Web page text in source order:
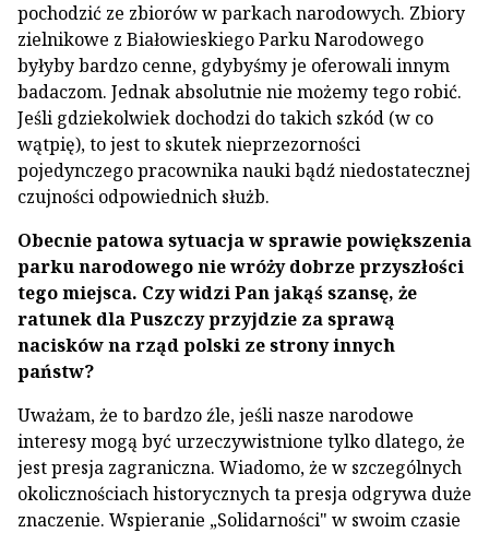
pochodzić ze zbiorów w parkach narodowych. Zbiory
zielnikowe z Białowieskiego Parku Narodowego
byłyby bardzo cenne, gdybyśmy je oferowali innym
badaczom. Jednak absolutnie nie możemy tego robić.
Jeśli gdziekolwiek dochodzi do takich szkód (w co
wątpię), to jest to skutek nieprzezorności
pojedynczego pracownika nauki bądź niedostatecznej
czujności odpowiednich służb.
Obecnie patowa sytuacja w sprawie powiększenia
parku narodowego nie wróży dobrze przyszłości
tego miejsca. Czy widzi Pan jakąś szansę, że
ratunek dla Puszczy przyjdzie za sprawą
nacisków na rząd polski ze strony innych
państw?
Uważam, że to bardzo źle, jeśli nasze narodowe
interesy mogą być urzeczywistnione tylko dlatego, że
jest presja zagraniczna. Wiadomo, że w szczególnych
okolicznościach historycznych ta presja odgrywa duże
znaczenie. Wspieranie „Solidarności" w swoim czasie